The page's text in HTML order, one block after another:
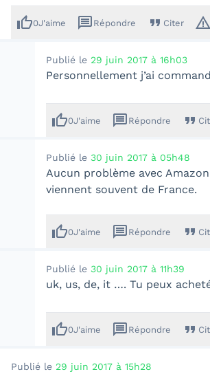
thumb_up0J'aime message Répondre format_quote Citer warning_amber
Publié le 29 juin 2017 à 16h03
Personnellement j’ai
thumb_up0J'aime message Répondre format_quote
Publié le 30 juin 2017 à 05h48
Aucun problème avec
viennent souvent de France.
thumb_up0J'aime message Répondre format_quote
Publié le 30 juin 2017 à 11h39
uk, us, de, it …. Tu peux
thumb_up0J'aime message Répondre format_quote
Publié le 29 juin 2017 à 15h28